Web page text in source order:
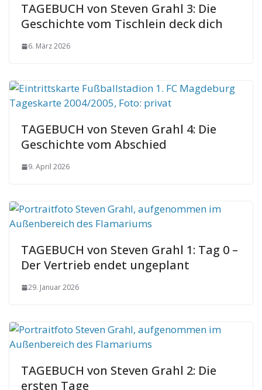
TAGEBUCH von Steven Grahl 3: Die
Geschichte vom Tischlein deck dich
6. März 2026
TAGEBUCH von Steven Grahl 4: Die
Geschichte vom Abschied
9. April 2026
TAGEBUCH von Steven Grahl 1: Tag 0 –
Der Vertrieb endet ungeplant
29. Januar 2026
TAGEBUCH von Steven Grahl 2: Die
ersten Tage